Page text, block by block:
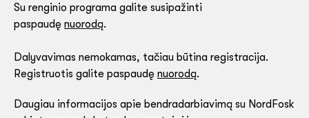
Su renginio programa galite susipažinti
paspaudę nuorodą.
Dalyvavimas nemokamas, tačiau būtina registracija.
Registruotis galite paspaudę nuorodą.
Daugiau informacijos apie bendradarbiavimą su NordFosk